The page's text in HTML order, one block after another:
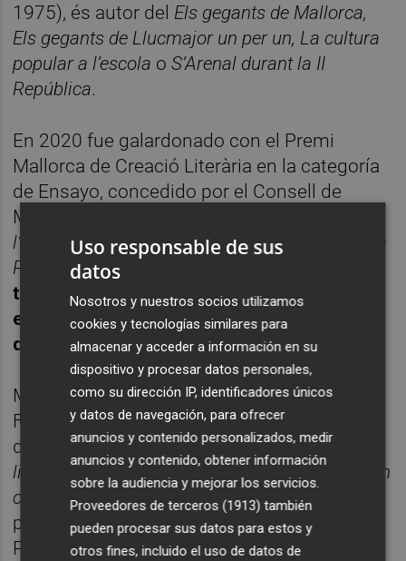
1975), és autor del Els gegants de Mallorca,
Els gegants de Llucmajor un per un, La cultura
popular a l’escola oS’Arenal durant la II
República.
En 2020 fue galardonado con el Premi
Mallorca de Creació Literària en la categoría
de Ensayo, concedido por el Consell de
Mallorca, por la obra
l’Olimpíada que no fou. Expedició a l’Olimpíada
Popular de Barcelona, 1936
tindrà la seua primera presentació al públic
el 29 de maig a les 18 30 hores en la Plaça
del Llibre de Gandia.
Marià Veloy (Barcelona, 1978) va estudiar
Filosofía i és editor. Ha escrit, entre d’altres,
dues novel·lesContra els homes d’acció
list del
Premi Òmnium Cultural 2018) i
El món
comença.El quadern de l’espiaés la seua
primera selecció de poemes. El jurat del
Premi Mallorca de Poesia 2020 va destacar
Uso responsable de sus
datos
Nosotros y nuestros socios utilizamos
cookies y tecnologías similares para
almacenar y acceder a información en su
dispositivo y procesar datos personales,
como su dirección IP, identificadores únicos
y datos de navegación, para ofrecer
anuncios y contenido personalizados, medir
anuncios y contenido, obtener información
sobre la audiencia y mejorar los servicios.
Proveedores de terceros (1913) también
pueden procesar sus datos para estos y
otros fines, incluido el uso de datos de